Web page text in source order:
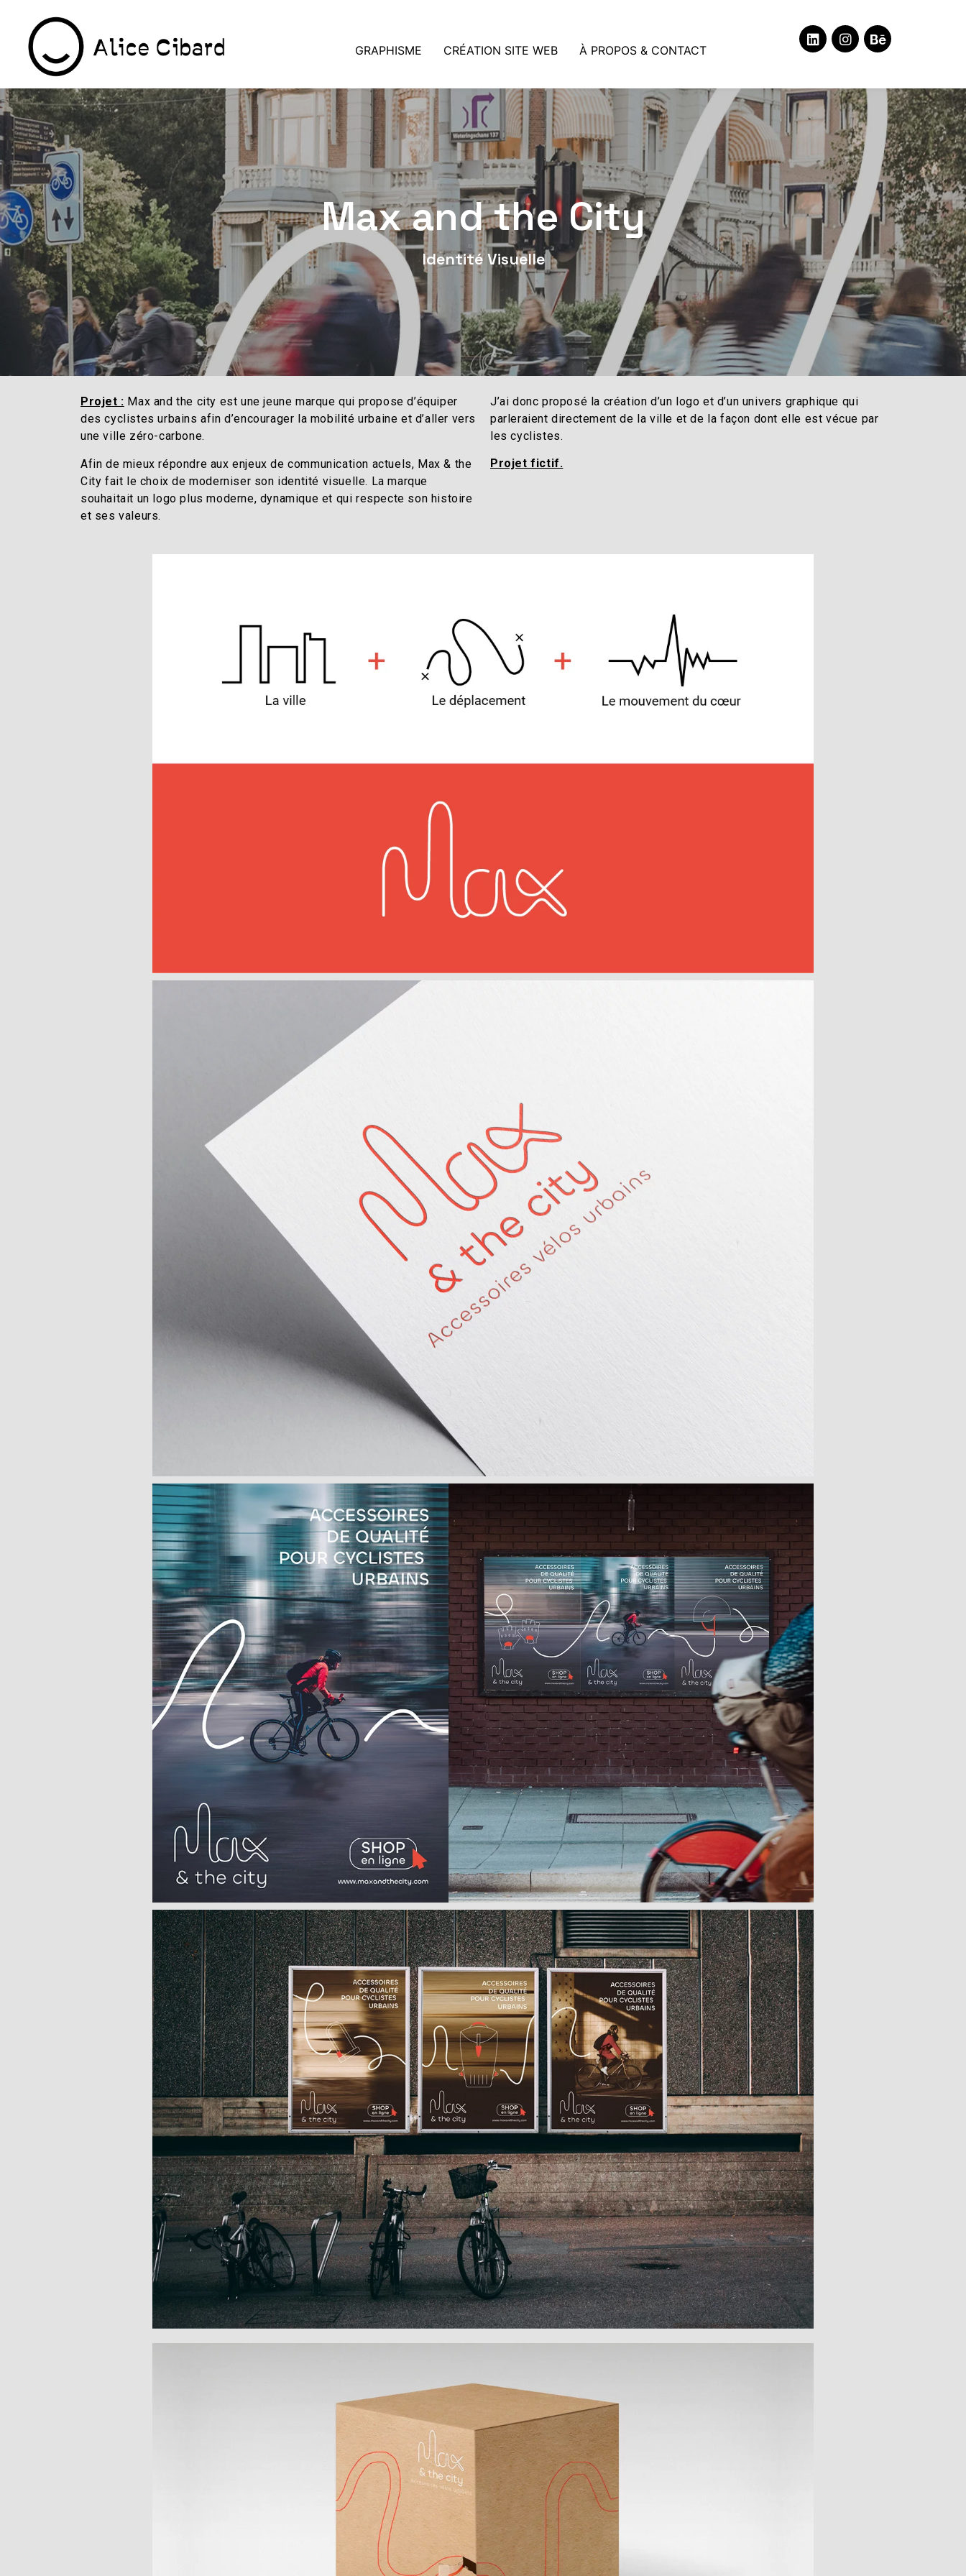
GRAPHISME CRÉATION SITE WEB À PROPOS & CONTACT
Max and the City
Identité Visuelle
Projet : Max and the city est une jeune marque qui propose d’équiper
des cyclistes urbains afin d’encourager la mobilité urbaine et d’aller vers
une ville zéro-carbone.
Afin de mieux répondre aux enjeux de communication actuels, Max & the
City fait le choix de moderniser son identité visuelle. La marque
souhaitait un logo plus moderne, dynamique et qui respecte son histoire
et ses valeurs.
J’ai donc proposé la création d’un logo et d’un univers graphique qui
parleraient directement de la ville et de la façon dont elle est vécue par
les cyclistes.
Projet fictif.